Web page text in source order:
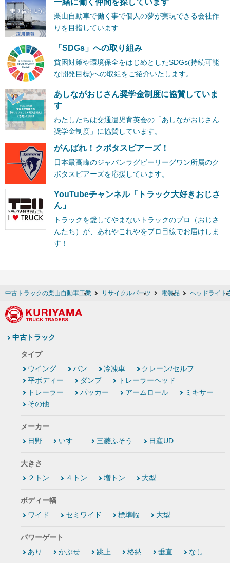
栗山自動車で働く事で個人の夢が実現できる会社作
りを目指しています
「SDGs」への取り組み
貧困対策や環境保全をはじめとしたSDGs(持続可能
な開発目標)への取組をご紹介いたします。
あしながおじさん奨学金制度に協賛していま
す
わたしたちは交通遺児育英会の「あしながおじさん
奨学金制度」に協賛しています。
がんばれ！クボタスピアーズ！
日本最高峰のジャパンラグビーリーグワン所属のク
ボタスピアーズを応援しています。
YouTubeチャンネル「トラック大好きおじさ
ん」
トラックを愛してやまないトラックのプロ（おじさ
んたち）が、あれやこれやをプロ目線でお届けしま
す！
中古トラックの栗山自動車工業 リサイクルパーツ 電装品 ヘッドライト
中古トラック
タイプ
ウイング
バン 冷凍車
クレーン/セルフ
平ボディー
ダンプ
トレーラーヘッド
トレーラー
パッカー アームロール
ミキサー
その他
メーカー
日野
いすゞ 三菱ふそう 日産UD
大きさ
２トン
４トン 増トン 大型
ボディー幅
ワイド
セミワイド 標準幅 大型
パワーゲート
あり
かぶせ 跳上 格納 垂直 なし